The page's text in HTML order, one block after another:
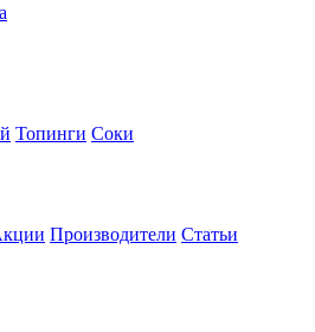
Топинги Соки
Производители Статьи